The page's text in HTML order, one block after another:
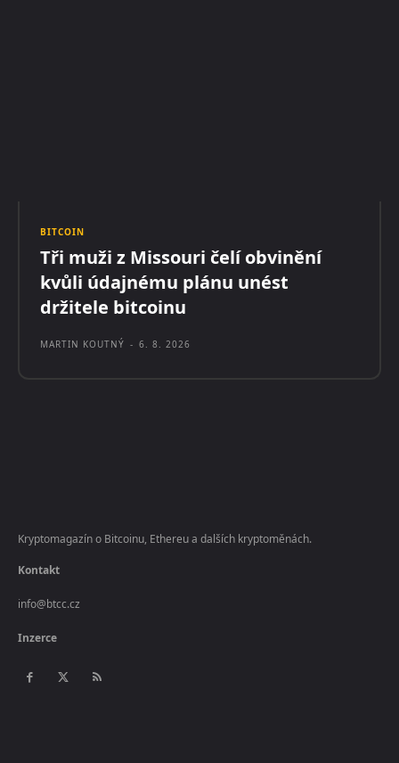
BITCOIN
Tři muži z Missouri čelí obvinění
kvůli údajnému plánu unést
držitele bitcoinu
MARTIN KOUTNÝ - 6. 8. 2026
Kryptomagazín o Bitcoinu, Ethereu a dalších kryptoměnách.
Kontakt
info@btcc.cz
Inzerce